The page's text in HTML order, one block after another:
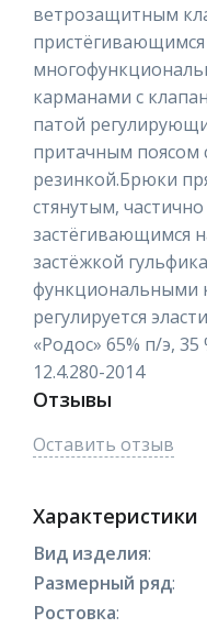
ветрозащитным
карманами с
патой
притачным поясом
резинкой.Брюки
стянутым,
застёгивающимся
застёжкой
функциональными
регулируется
«Родос» 65% п/э,
12.4.280-2014
Отзывы
Оставить отзыв
Характеристики
Вид изделия:
Размерный ряд:
Ростовка: